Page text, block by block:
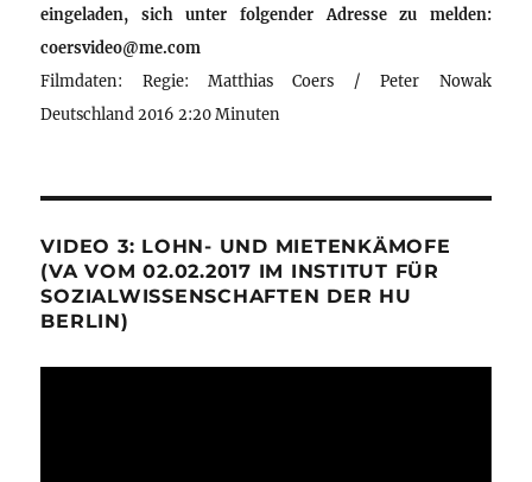
eingeladen, sich unter folgender Adresse zu melden:
coersvideo@me.com
Filmdaten: Regie: Matthias Coers / Peter Nowak
Deutschland 2016 2:20 Minuten
VIDEO 3: LOHN- UND MIETENKÄMOFE
(VA VOM 02.02.2017 IM INSTITUT FÜR
SOZIALWISSENSCHAFTEN DER HU
BERLIN)